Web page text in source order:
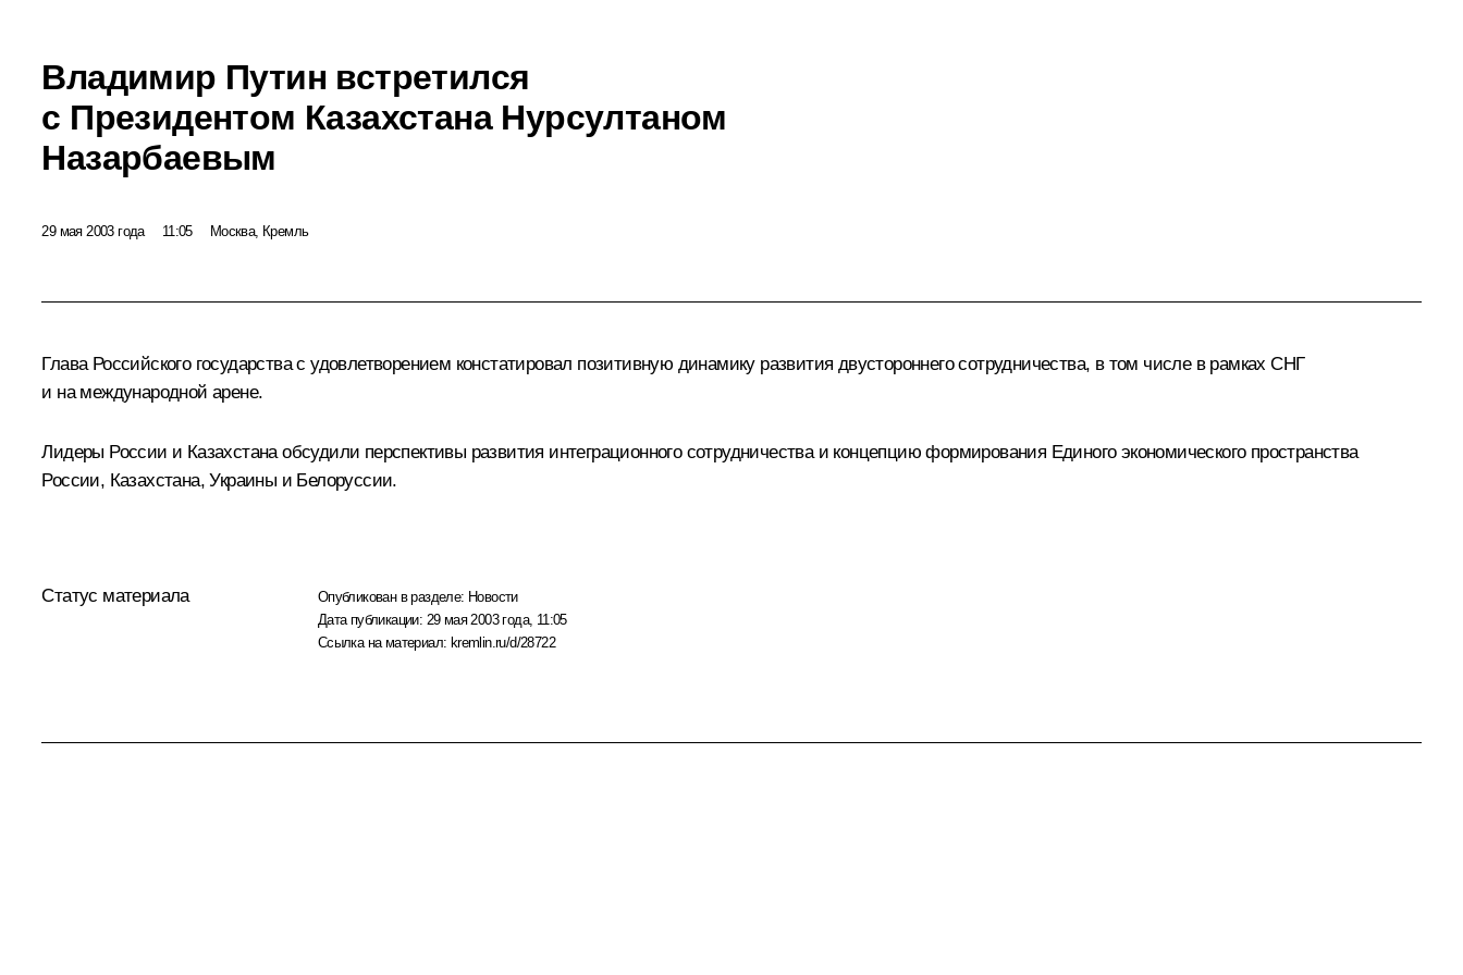
Владимир Путин встретился
с Президентом Казахстана Нурсултаном
Назарбаевым
29 мая 2003 года 11:05 Москва, Кремль
Глава Российского государства с удовлетворением констатировал позитивную динамику развития двустороннего сотрудничества, в том числе в рамках СНГ
и на международной арене.
Лидеры России и Казахстана обсудили перспективы развития интеграционного сотрудничества и концепцию формирования Единого экономического пространства
России, Казахстана, Украины и Белоруссии.
Статус материала Опубликован в разделе: Новости
Дата публикации: 29 мая 2003 года, 11:05
Ссылка на материал: kremlin.ru/d/28722